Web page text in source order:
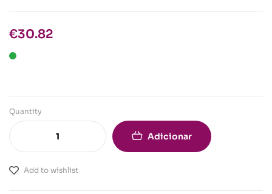
€30.82
Quantity
Adicionar
Add to wishlist